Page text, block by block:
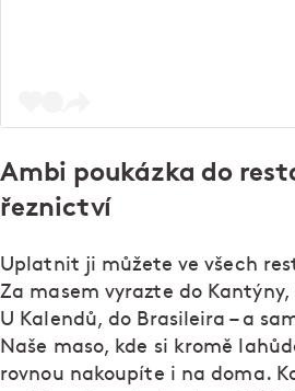
Ambi poukázka do
řeznictví
Uplatnit ji můžete ve všech
Za masem vyrazte do
U Kalendů, do Brasileira – a
Naše maso, kde si kromě
rovnou nakoupíte i na doma.